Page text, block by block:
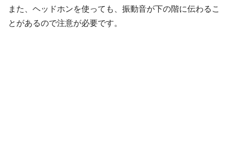
また、ヘッドホンを使っても、振動音が下の階に伝わるこ
とがあるので注意が必要です。